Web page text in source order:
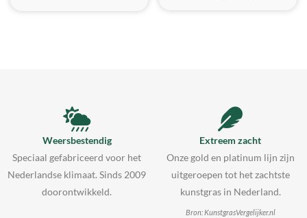
Weersbestendig
Speciaal gefabriceerd voor het
Nederlandse klimaat. Sinds 2009
doorontwikkeld.
Extreem zacht
Onze gold en platinum lijn zijn
uitgeroepen tot het zachtste
kunstgras in Nederland.
Bron: KunstgrasVergelijker.nl